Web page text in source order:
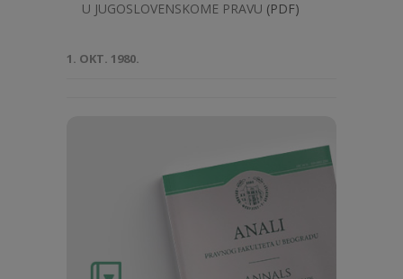
U JUGOSLOVENSKOME PRAVU (PDF)
1. OKT. 1980.